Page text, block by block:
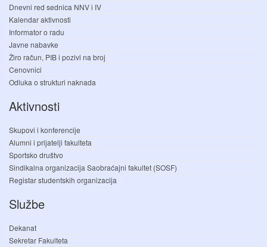
Dnevni red sednica NNV i IV
Kalendar aktivnosti
Informator o radu
Javne nabavke
Žiro račun, PIB i pozivi na broj
Cenovnici
Odluka o strukturi naknada
Aktivnosti
Skupovi i konferencije
Alumni i prijatelji fakulteta
Sportsko društvo
Sindikalna organizacija Saobraćajni fakultet (SOSF)
Registar studentskih organizacija
Službe
Dekanat
Sekretar Fakulteta